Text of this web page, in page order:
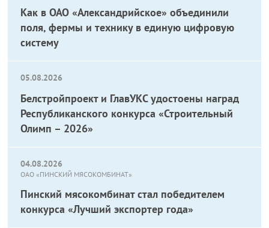
Как в ОАО «Александрийское» объединили
поля, фермы и технику в единую цифровую
систему
05.08.2026
Белстройпроект и ГлавУКС удостоены наград
Республиканского конкурса «Строительный
Олимп – 2026»
04.08.2026
ОАО «ПИНСКИЙ МЯСОКОМБИНАТ»
Пинский мясокомбинат стал победителем
конкурса «Лучший экспортер года»